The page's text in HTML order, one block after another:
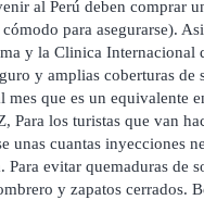
al Perú deben comprar
para asegurarse).
y la Clinica Internacional
y amplias coberturas
mes que es un equivalente
Para los turistas que van
unas cuantas inyecciones
Para evitar quemaduras de
y zapatos cerrados.